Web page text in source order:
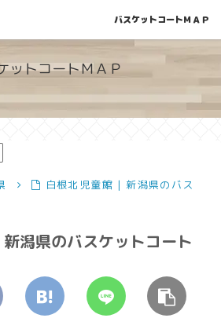
穴場が見つかるバスケットコート情報
ットコートＭＡＰ
白根北児童館 | 新潟県のバス
潟県のバスケットコート
バスケットコートＭＡＰ